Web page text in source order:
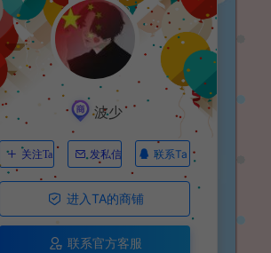
波少
关注Ta 发私信 联系Ta
进入TA的商铺
联系官方客服